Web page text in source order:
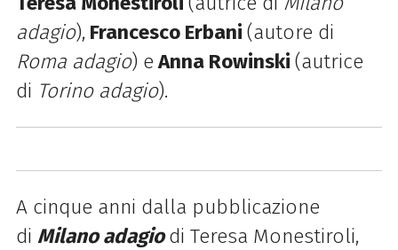
adagio), Francesco Erbani (autore di
Roma adagio) eAnna Rowinski (autrice
di Torino adagio).
A cinque anni dalla pubblicazione
di Milano adagiodi Teresa Monestiroli,